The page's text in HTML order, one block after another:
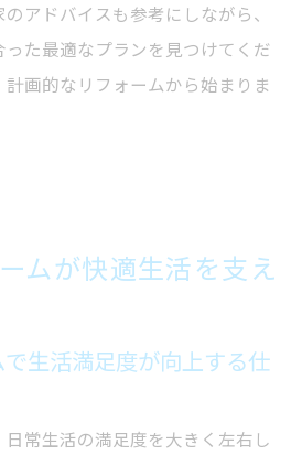
アドバイスも参考にしながら、
た最適なプランを見つけてくだ
画的なリフォームから始まりま
ムが快適生活を支え
生活満足度が向上する仕
常生活の満足度を大きく左右し